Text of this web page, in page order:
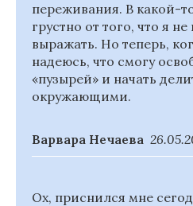
переживания. В какой-
грустно от того, что я
выражать. Но теперь,
надеюсь, что смогу
«пузырей» и начать
окружающими.
Варвара Нечаева
Ох, приснился мне